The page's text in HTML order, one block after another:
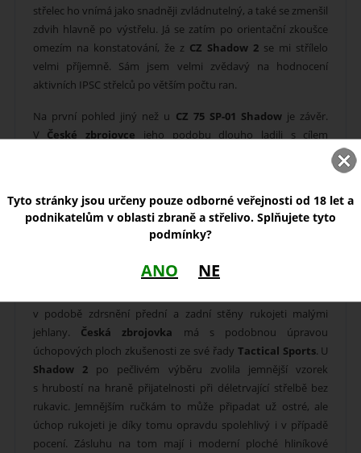
střelec ho vnímá jako snadněji zvládnutelný, a také se zmenšil
zdvih hlavně po výstřelu. Já se zatím po orientační zkoušce
omezím na konstatování, že z CZ Shadow 2 se mi střílelo
velmi příjemně. Sám jsem velmi zvědavý na hodnocení
aktivních IPSC střelců po větším počtu ran.
Na první pohled jiný než u CZ 75 SP-01 Shadow je závěr.
V České zbrojovce jeho podobu dlouho ladili s cílem
dokáže sCZ Shadow 2manipulovatšpičkový závodník
IPSC) a ještě ke všemu vypadá hodně dobře. Navíc jeho
design pěkně ladí s trojúhelníkovým kohoutem s velkým
vylehčovacím otvorem.
v podobě zdrsnění přední a zadní stěny rukojeti malými
jehlany. Česká zbrojovka má s podobnou úpravou
úchopových ploch zkušenosti ze své řady Tactical Sports. U
Shadow 2po pečlivém výběru zvolila jemnější vzorek
s hrubostí na hraně přijatelnosti při déletrvající střelbě bez
rukavic. Jemnějším ručkám to může připadat už ostré, ale
úchop rukojeti je díky tomu opravdu spolehlivý i v případě
pocení. Zásluhu na tom mají i moderní ploché hliníkové
Tyto stránky jsou určeny pouze odborné veřejnosti od 18 let a
podnikatelům v oblasti zbraně a střelivo. Splňujete tyto
podmínky?
ANO NE